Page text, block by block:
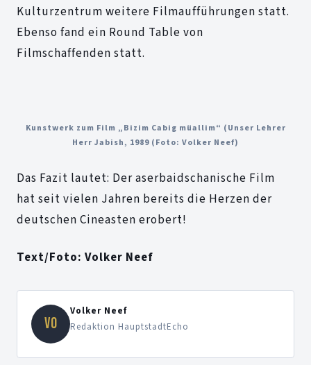
Kulturzentrum weitere Filmaufführungen statt.
Ebenso fand ein Round Table von
Filmschaffenden statt.
Kunstwerk zum Film „Bizim Cabig müallim“ (Unser Lehrer
Herr Jabish, 1989 (Foto: Volker Neef)
Das Fazit lautet: Der aserbaidschanische Film
hat seit vielen Jahren bereits die Herzen der
deutschen Cineasten erobert!
Text/Foto: Volker Neef
VO
Volker Neef
Redaktion HauptstadtEcho